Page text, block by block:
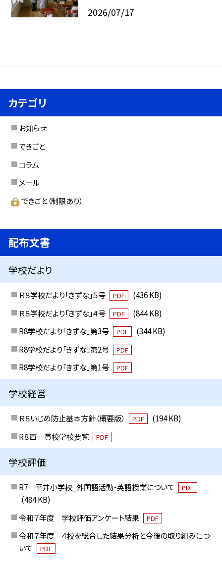
2026/07/17
カテゴリ
お知らせ
できごと
コラム
メール
できごと（制限あり）
配布文書
学校だより
Ｒ８学校だより「きずな」５号 PDF
(436 KB)
Ｒ８学校だより「きずな」４号
PDF
(844 KB)
R8学校だより「きずな」第3号
PDF
(344 KB)
R8学校だより「きずな」第2号
PDF
R8学校だより「きずな」第1号 PDF
学校経営
Ｒ８いじめ防止基本方針（概要版） PDF
(194 KB)
R８西一貫校学校要覧
PDF
学校評価
R7 平井小学校_外国語活動・英語授業について PDF
(484 KB)
令和７年度 学校評価アンケート結果
PDF
令和７年度 ４校を総合した結果分析と今後の取り組みにつ
いて
PDF